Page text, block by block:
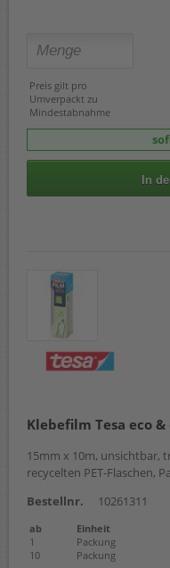
Preis gilt pro
Umverpackt zu
Mindestabnahme
In
Klebefilm Tesa eco
15mm x 10m, unsichtbar,
recycelten PET-Flaschen,
Bestellnr.
10261311
ab Einheit
1
Packung
10
Packung